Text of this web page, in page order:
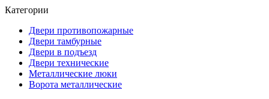
Категории
Двери противопожарные
Двери тамбурные
Двери в подъезд
Двери технические
Металлические люки
Ворота металлические